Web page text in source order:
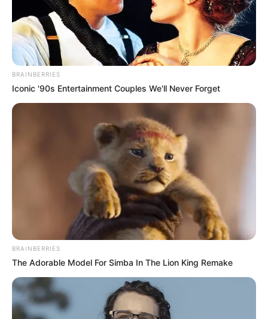
Posted
in
Friss hírek
1 perce érkezett! Most van baj!
Kőkemény kijelentést tett
Oroszország az EU-ról
April 11, 2026
BRAINBERRIES
Iconic '90s Entertainment Couples We'll Never Forget
BRAINBERRIES
The Adorable Model For Simba In The Lion King Remake